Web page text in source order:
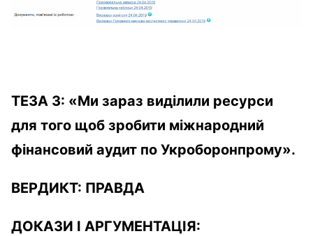
ТЕЗА 3: «Ми зараз виділили ресурси
для того щоб зробити міжнародний
фінансовий аудит по Укроборонпрому».
ВЕРДИКТ: ПРАВДА
ДОКАЗИ І АРГУМЕНТАЦІЯ: